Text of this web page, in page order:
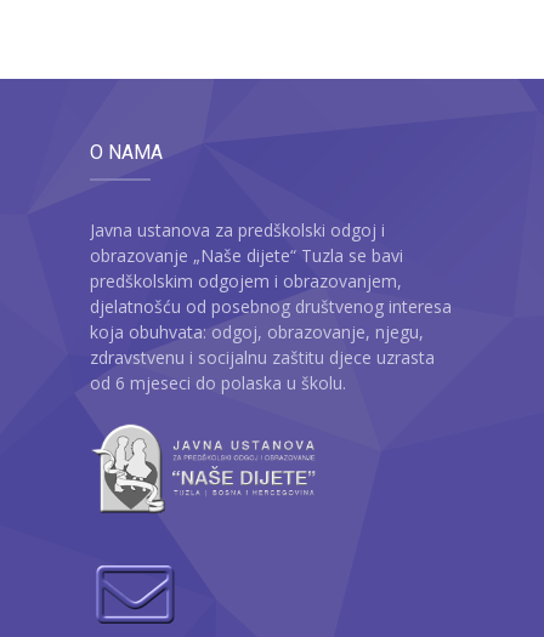
O NAMA
Javna ustanova za predškolski odgoj i
obrazovanje „Naše dijete“ Tuzla se bavi
predškolskim odgojem i obrazovanjem,
djelatnošću od posebnog društvenog interesa
koja obuhvata: odgoj, obrazovanje, njegu,
zdravstvenu i socijalnu zaštitu djece uzrasta
od 6 mjeseci do polaska u školu.